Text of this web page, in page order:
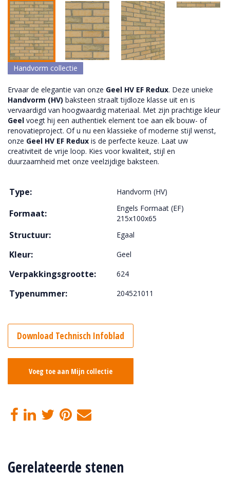
Handvorm collectie
Ervaar de elegantie van onze Geel HV EF Redux. Deze unieke
Handvorm (HV) baksteen straalt tijdloze klasse uit en is
vervaardigd van hoogwaardig materiaal. Met zijn prachtige kleur
Geel voegt hij een authentiek element toe aan elk bouw- of
renovatieproject. Of u nu een klassieke of moderne stijl wenst,
onze Geel HV EF Redux is de perfecte keuze. Laat uw
creativiteit de vrije loop. Kies voor kwaliteit, stijl en
duurzaamheid met onze veelzijdige baksteen.
Type: Handvorm (HV)
Formaat:
Engels Formaat (EF)
215x100x65
Structuur: Egaal
Kleur: Geel
Verpakkingsgrootte: 624
Typenummer: 204521011
Download Technisch Infoblad
Voeg toe aan Mijn collectie
Gerelateerde stenen